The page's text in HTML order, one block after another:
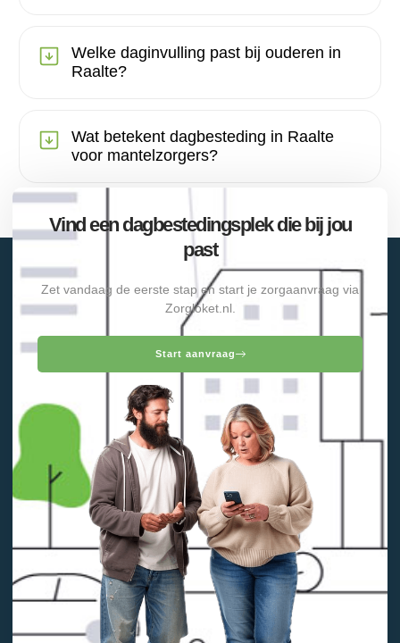
Welke daginvulling past bij ouderen in
Raalte?
Wat betekent dagbesteding in Raalte
voor mantelzorgers?
Vind een dagbestedingsplek die bij jou
past
Zet vandaag de eerste stap en start je zorgaanvraag via
Zorgloket.nl.
Start aanvraag